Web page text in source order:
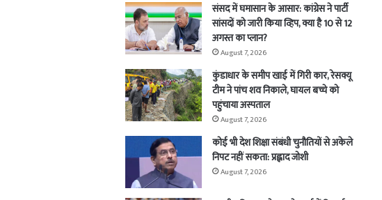
संसद में घमासान के आसार: कांग्रेस ने पार्टी
सांसदों को जारी किया व्हिप, क्या है 10 से 12
अगस्त का प्लान?
August 7, 2026
कुंडाधार के समीप खाई में गिरी कार, रेसक्यू
टीम ने पांच शव निकाले, घायल बच्चे को
पहुंचाया अस्पताल
August 7, 2026
कोई भी देश शिक्षा संबंधी चुनौतियों से अकेले
निपट नहीं सकता: प्रह्लाद जोशी
August 7, 2026